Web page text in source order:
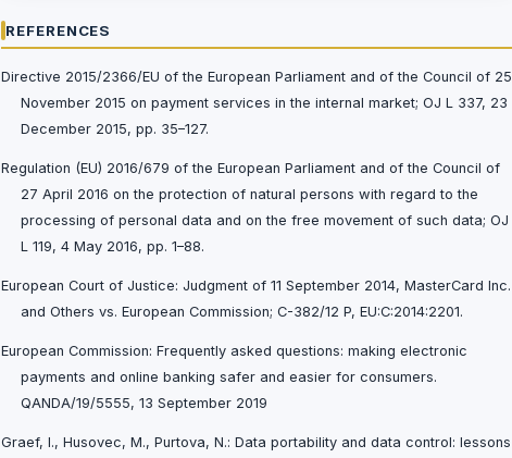
REFERENCES
Directive 2015/2366/EU of the European Parliament and of the Council of 25
November 2015 on payment services in the internal market; OJ L 337, 23
December 2015, pp. 35–127.
Regulation (EU) 2016/679 of the European Parliament and of the Council of
27 April 2016 on the protection of natural persons with regard to the
processing of personal data and on the free movement of such data; OJ
L 119, 4 May 2016, pp. 1–88.
European Court of Justice: Judgment of 11 September 2014, MasterCard Inc.
and Others vs. European Commission; C-382/12 P, EU:C:2014:2201.
European Commission: Frequently asked questions: making electronic
payments and online banking safer and easier for consumers.
QANDA/19/5555, 13 September 2019
Graef, I., Husovec, M., Purtova, N.: Data portability and data control: lessons